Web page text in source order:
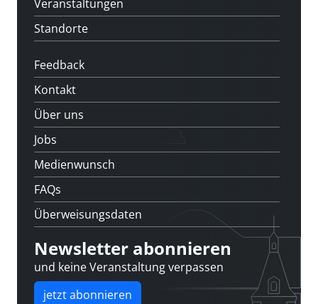
Veranstaltungen
Standorte
Feedback
Kontakt
Über uns
Jobs
Medienwunsch
FAQs
Überweisungsdaten
Newsletter abonnieren
und keine Veranstaltung verpassen
jetzt abonnieren